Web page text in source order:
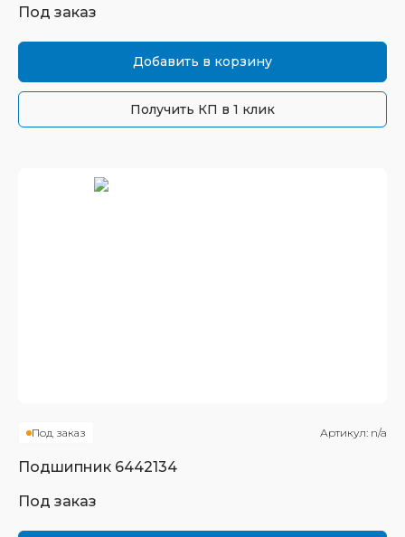
Под заказ
Добавить в корзину
Получить КП в 1 клик
Под заказ Артикул: n/a
Подшипник 6442134
Под заказ